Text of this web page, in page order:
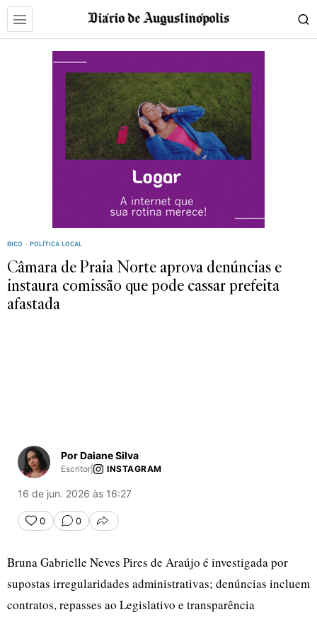
BICO · POLÍTICA LOCAL
Câmara de Praia Norte aprova denúncias e
instaura comissão que pode cassar prefeita
afastada
Por Daiane Silva
Escritor INSTAGRAM
16 de jun. 2026 às 16:27
0 0 COMPARTILHAR
Bruna Gabrielle Neves Pires de Araújo é investigada por
supostas irregularidades administrativas; denúncias incluem
contratos, repasses ao Legislativo e transparência